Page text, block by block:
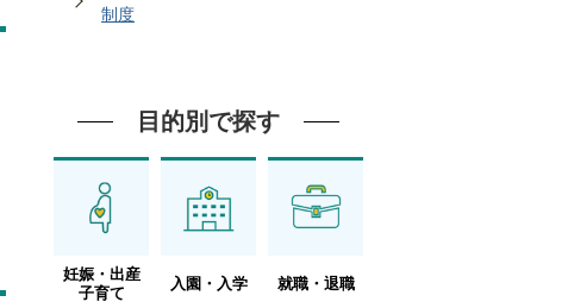
制度
目的別で探す
妊娠・出産
子育て
入園・入学 就職・退職